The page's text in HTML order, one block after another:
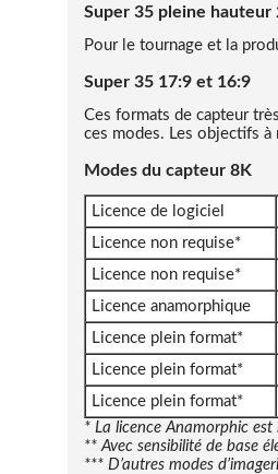
Super 35 pleine hauteur
Pour le tournage et la
Super 35 17:9 et 16:9
Ces formats de capteur
ces modes. Les objectifs
Modes du capteur 8K
Licence de logiciel
Licence non requise*
Licence non requise*
Licence anamorphique
Licence plein format*
Licence plein format*
Licence plein format*
* La licence Anamorphic
** Avec sensibilité de base
*** D’autres modes